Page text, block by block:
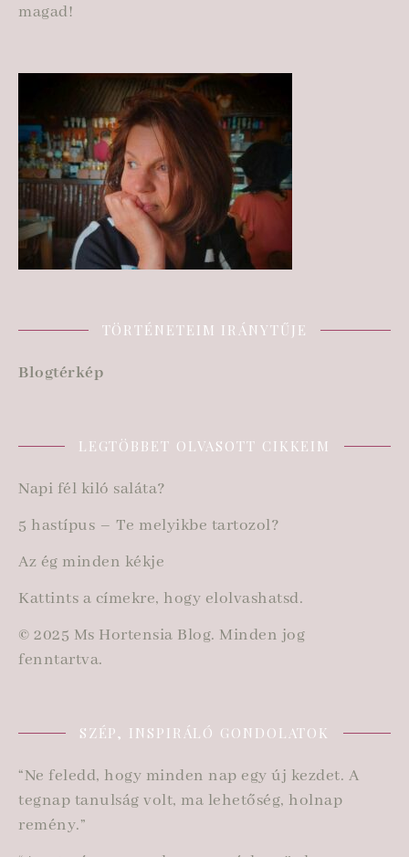
magad!
TÖRTÉNETEIM IRÁNYTŰJE
Blogtérkép
LEGTÖBBET OLVASOTT CIKKEIM
Napi fél kiló saláta?
5 hastípus – Te melyikbe tartozol?
Az ég minden kékje
Kattints a címekre, hogy elolvashatsd.
© 2025 Ms Hortensia Blog. Minden jog
fenntartva.
SZÉP, INSPIRÁLÓ GONDOLATOK
“Ne feledd, hogy minden nap egy új kezdet. A
tegnap tanulság volt, ma lehetőség, holnap
remény.”